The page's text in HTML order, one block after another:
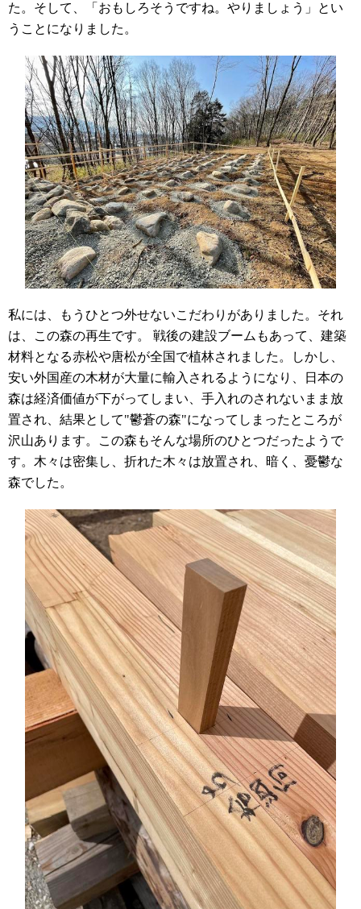
た。そして、「おもしろそうですね。やりましょう」とい
うことになりました。
私には、もうひとつ外せないこだわりがありました。それ
は、この森の再生です。 戦後の建設ブームもあって、建築
材料となる赤松や唐松が全国で植林されました。しかし、
安い外国産の木材が大量に輸入されるようになり、日本の
森は経済価値が下がってしまい、手入れのされないまま放
置され、結果として"鬱蒼の森"になってしまったところが
沢山あります。この森もそんな場所のひとつだったようで
す。木々は密集し、折れた木々は放置され、暗く、憂鬱な
森でした。